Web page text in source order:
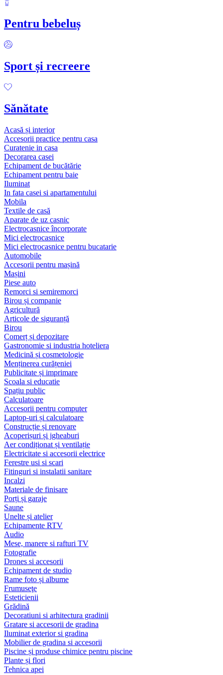
Pentru bebeluș
Sport și recreere
Sănătate
Acasă și interior
Accesorii practice pentru casa
Curatenie in casa
Decorarea casei
Echipament de bucătărie
Echipament pentru baie
Iluminat
In fata casei si apartamentului
Mobila
Textile de casă
Aparate de uz casnic
Electrocasnice încorporate
Mici electrocasnice
Mici electrocasnice pentru bucatarie
Automobile
Accesorii pentru mașină
Mașini
Piese auto
Remorci si semiremorci
Birou și companie
Agricultură
Articole de siguranță
Birou
Comerț și depozitare
Gastronomie si industria hoteliera
Medicină și cosmetologie
Menținerea curățeniei
Publicitate și imprimare
Scoala si educatie
Spațiu public
Calculatoare
Accesorii pentru computer
Laptop-uri și calculatoare
Construcție și renovare
Acoperișuri și jgheaburi
Aer condiționat și ventilație
Electricitate si accesorii electrice
Ferestre usi si scari
Fitinguri si instalatii sanitare
Incalzi
Materiale de finisare
Porți și garaje
Saune
Unelte și atelier
Echipamente RTV
Audio
Mese, manere si rafturi TV
Fotografie
Drones si accesorii
Echipament de studio
Rame foto și albume
Frumuseţe
Esteticienii
Grădină
Decoratiuni si arhitectura gradinii
Gratare si accesorii de gradina
Iluminat exterior si gradina
Mobilier de gradina si accesorii
Piscine și produse chimice pentru piscine
Plante și flori
Tehnica apei